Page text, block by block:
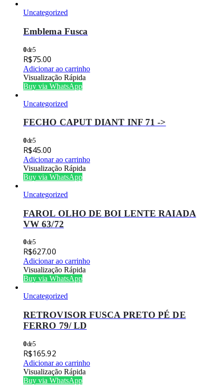
Uncategorized
Emblema Fusca
0de 5
R$75.00
Adicionar ao carrinho
Visualização Rápida
Buy via WhatsApp
Uncategorized
FECHO CAPUT DIANT INF 71 ->
0de 5
R$45.00
Adicionar ao carrinho
Visualização Rápida
Buy via WhatsApp
Uncategorized
FAROL OLHO DE BOI LENTE RAIADA
VW 63/72
0de 5
R$627.00
Adicionar ao carrinho
Visualização Rápida
Buy via WhatsApp
Uncategorized
RETROVISOR FUSCA PRETO PÉ DE
FERRO 79/ LD
0de 5
R$165.92
Adicionar ao carrinho
Visualização Rápida
Buy via WhatsApp